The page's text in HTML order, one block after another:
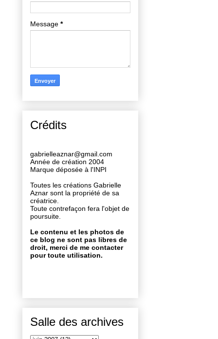
Message *
Crédits
gabrielleaznar@gmail.com
Année de création 2004
Marque déposée à l'INPI
Toutes les créations Gabrielle
Aznar sont la propriété de sa
créatrice.
Toute contrefaçon fera l'objet de
poursuite.
Le contenu et les photos de
ce blog ne sont pas libres de
droit, merci de me contacter
pour toute utilisation.
Salle des archives